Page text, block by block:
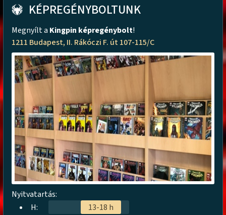
KÉPREGÉNYBOLTUNK
Megnyílt a Kingpin képregénybolt!
1211 Budapest, II. Rákóczi F. út 107-115/C
Nyitvatartás:
H:
13-18 h